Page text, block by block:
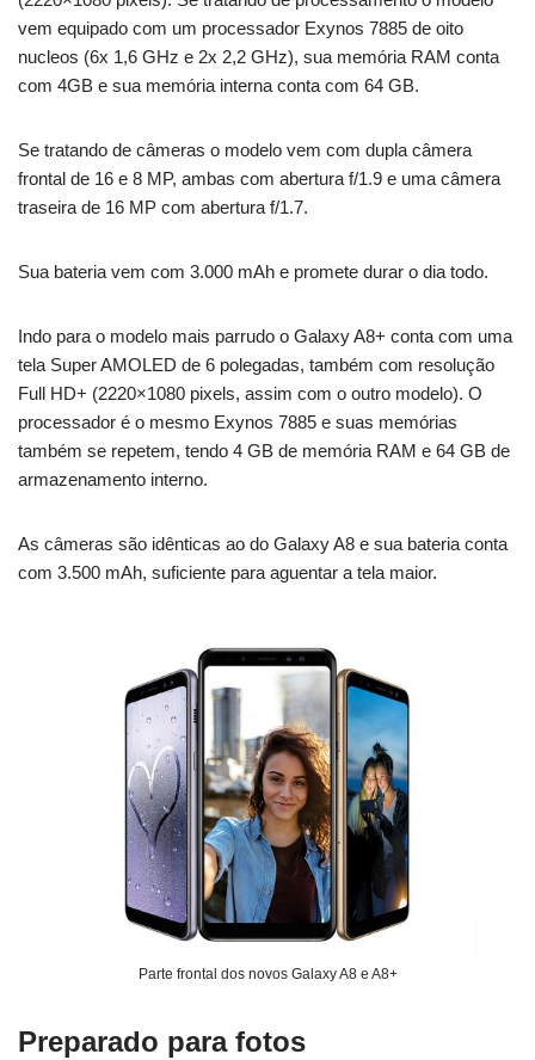
vem equipado com um processador Exynos 7885 de oito
nucleos (6x 1,6 GHz e 2x 2,2 GHz), sua memória RAM conta
com 4GB e sua memória interna conta com 64 GB.
Se tratando de câmeras o modelo vem com dupla câmera
frontal de 16 e 8 MP, ambas com abertura f/1.9 e uma câmera
traseira de 16 MP com abertura f/1.7.
Sua bateria vem com 3.000 mAh e promete durar o dia todo.
Indo para o modelo mais parrudo o Galaxy A8+ conta com uma
tela Super AMOLED de 6 polegadas, também com resolução
Full HD+ (2220×1080 pixels, assim com o outro modelo). O
processador é o mesmo Exynos 7885 e suas memórias
também se repetem, tendo 4 GB de memória RAM e 64 GB de
armazenamento interno.
As câmeras são idênticas ao do Galaxy A8 e sua bateria conta
com 3.500 mAh, suficiente para aguentar a tela maior.
Parte frontal dos novos Galaxy A8 e A8+
Preparado para fotos